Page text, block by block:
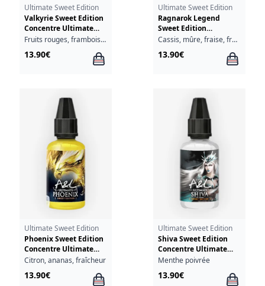
Ultimate Sweet Edition
Valkyrie Sweet Edition
Concentre Ultimate
A&L 30ml
Fruits rouges, framboise, fraîcheur
13.90€
Ultimate Sweet Edition
Ragnarok Legend
Sweet Edition
Concentre Ultimate Cassis, mûre, fraise, framboise, myrtille, ananas, fraîcheur
13.90€
Ultimate Sweet Edition
Phoenix Sweet Edition
Concentre Ultimate
A&L 30ml
Citron, ananas, fraîcheur
13.90€
Ultimate Sweet Edition
Shiva Sweet Edition
Concentre Ultimate
A&L 30ml
Menthe poivrée
13.90€